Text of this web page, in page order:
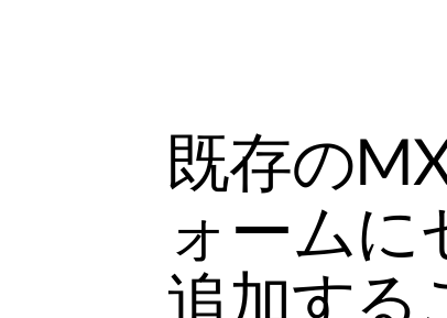
既存の
ォームに
追加する